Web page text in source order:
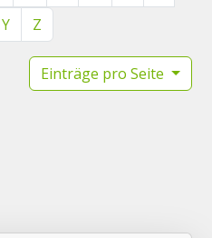
Y Z
Einträge pro Seite